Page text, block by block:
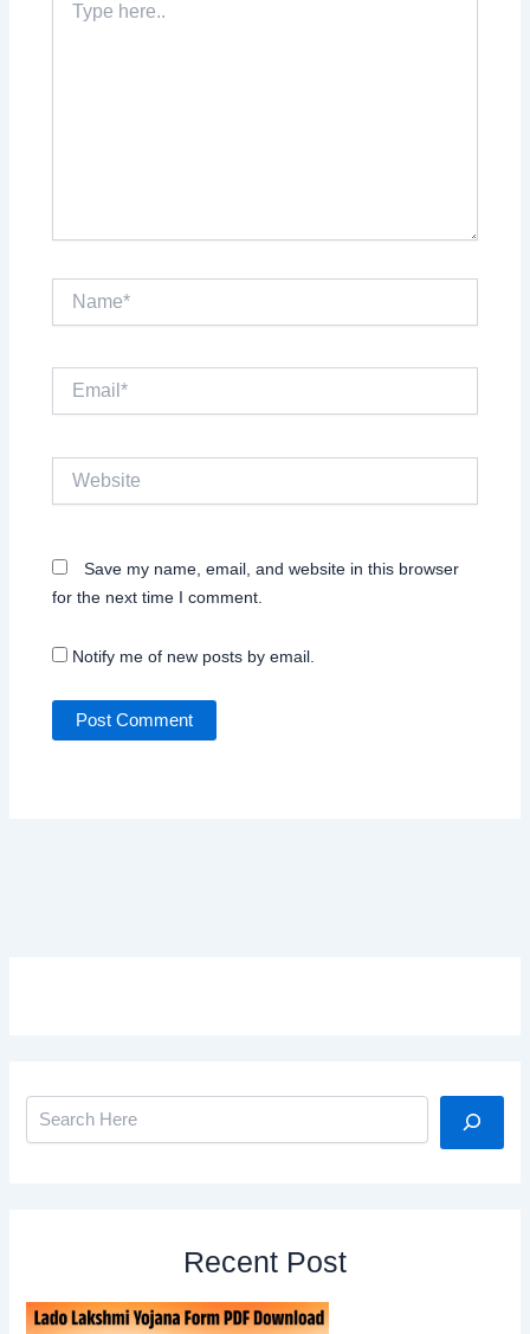
here..
Email*
Save my name, email, and website in this browser
for the next time I comment.
Notify me of new posts by email.
Recent Post